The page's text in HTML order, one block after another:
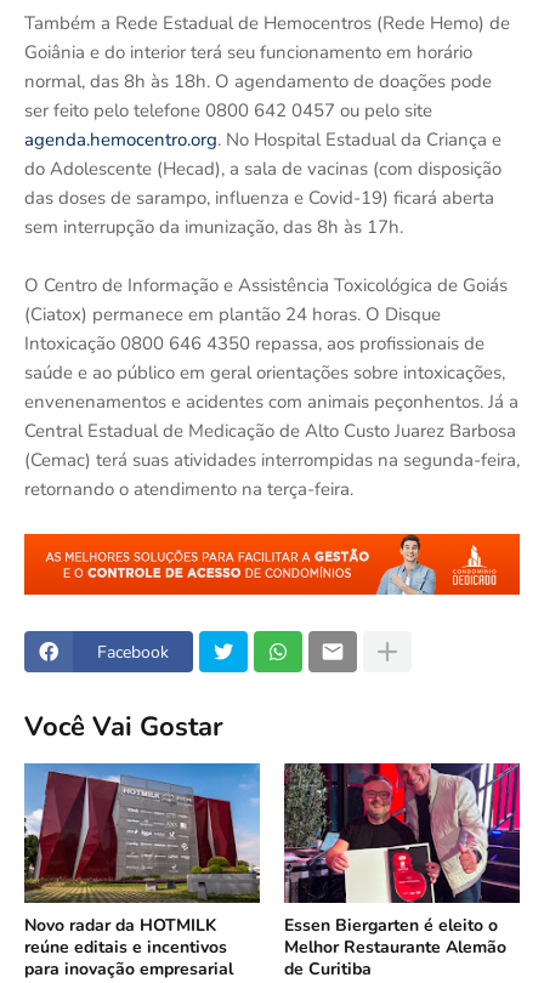
Também a Rede Estadual de Hemocentros (Rede Hemo) de
Goiânia e do interior terá seu funcionamento em horário
normal, das 8h às 18h. O agendamento de doações pode
ser feito pelo telefone 0800 642 0457 ou pelo site
agenda.hemocentro.org. No Hospital Estadual da Criança e
do Adolescente (Hecad), a sala de vacinas (com disposição
das doses de sarampo, influenza e Covid-19) ficará aberta
sem interrupção da imunização, das 8h às 17h.
O Centro de Informação e Assistência Toxicológica de Goiás
(Ciatox) permanece em plantão 24 horas. O Disque
Intoxicação 0800 646 4350 repassa, aos profissionais de
saúde e ao público em geral orientações sobre intoxicações,
envenenamentos e acidentes com animais peçonhentos. Já a
Central Estadual de Medicação de Alto Custo Juarez Barbosa
(Cemac) terá suas atividades interrompidas na segunda-feira,
retornando o atendimento na terça-feira.
Facebook
Você Vai Gostar
Novo radar da HOTMILK
reúne editais e incentivos
para inovação empresarial
Essen Biergarten é eleito o
Melhor Restaurante Alemão
de Curitiba